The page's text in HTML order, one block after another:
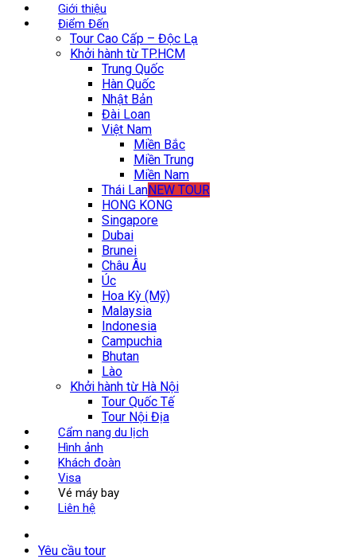
Giới thiệu
Điểm Đến
Tour Cao Cấp – Độc Lạ
Khởi hành từ TP.HCM
Trung Quốc
Hàn Quốc
Nhật Bản
Đài Loan
Việt Nam
Miền Bắc
Miền Trung
Miền Nam
Thái LanNEW TOUR
HONG KONG
Singapore
Dubai
Brunei
Châu Âu
Úc
Hoa Kỳ (Mỹ)
Malaysia
Indonesia
Campuchia
Bhutan
Lào
Khởi hành từ Hà Nội
Tour Quốc Tế
Tour Nội Địa
Cẩm nang du lịch
Hình ảnh
Khách đoàn
Visa
Vé máy bay
Liên hệ
Yêu cầu tour